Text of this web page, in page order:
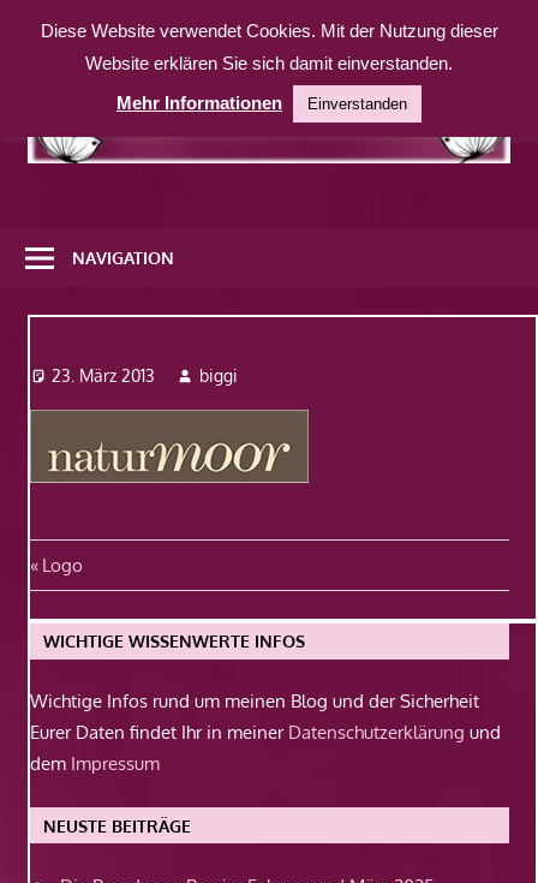
Inhalt
weitere
Website
NAVIGATION
23. März 2013 biggi
Beitragsnavigation
Vorheriger
Beitrag:
Logo
WICHTIGE WISSENWERTE INFOS
Wichtige Infos rund um meinen Blog und der Sicherheit
Eurer Daten findet Ihr in meiner Datenschutzerklärung und
dem Impressum
NEUSTE BEITRÄGE
Diese Website verwendet Cookies. Mit der Nutzung dieser
Website erklären Sie sich damit einverstanden.
Mehr Informationen
Einverstanden